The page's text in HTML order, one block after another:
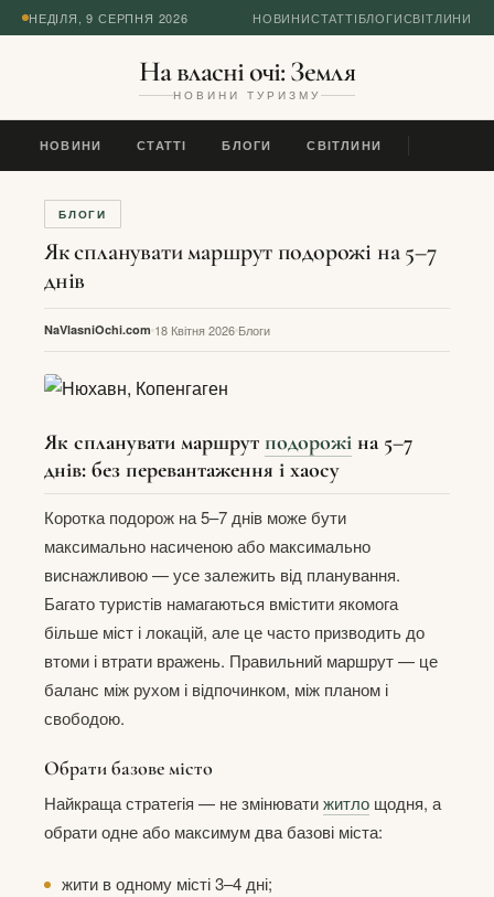
НЕДІЛЯ, 9 СЕРПНЯ 2026 НОВИНИСТАТТІБЛОГИСВІТЛИНИ
На власні очі: Земля
НОВИНИ ТУРИЗМУ
НОВИНИ СТАТТІ БЛОГИ СВІТЛИНИ
БЛОГИ
Як спланувати маршрут подорожі на 5–7
днів
NaVlasniOchi.com 18 Квітня 2026 Блоги
Як спланувати маршрут подорожі на 5–7
днів: без перевантаження і хаосу
Коротка подорож на 5–7 днів може бути
максимально насиченою або максимально
виснажливою — усе залежить від планування.
Багато туристів намагаються вмістити якомога
більше міст і локацій, але це часто призводить до
втоми і втрати вражень. Правильний маршрут — це
баланс між рухом і відпочинком, між планом і
свободою.
Обрати базове місто
Найкраща стратегія — не змінюватижитло щодня, а
обрати одне або максимум два базові міста:
жити в одному місті 3–4 дні;